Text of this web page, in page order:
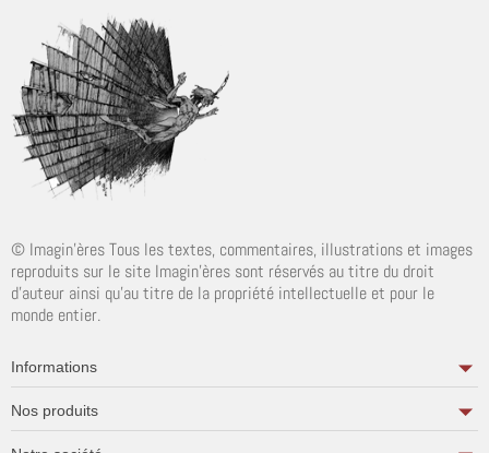
© Imagin'ères Tous les textes, commentaires, illustrations et images
reproduits sur le site Imagin'ères sont réservés au titre du droit
d'auteur ainsi qu'au titre de la propriété intellectuelle et pour le
monde entier.
Informations
Nos produits